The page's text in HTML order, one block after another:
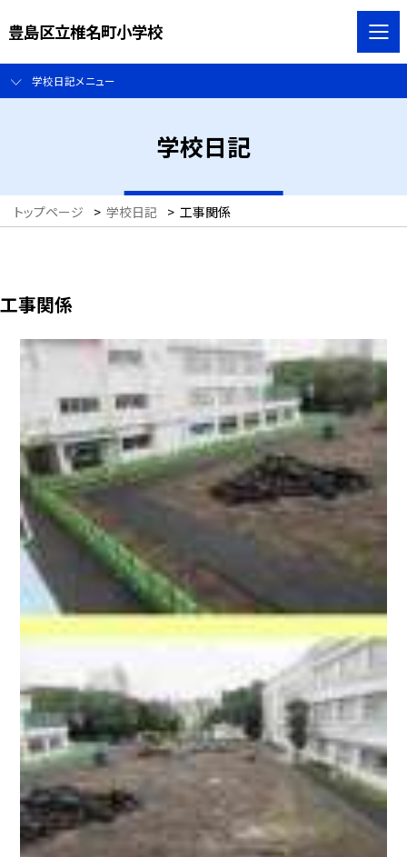
豊島区立椎名町小学校
学校日記メニュー
学校日記
トップページ > 学校日記 > 工事関係
工事関係